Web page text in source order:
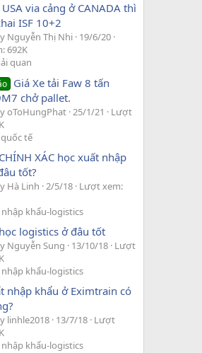
via cảng ở CANADA thì
ISF 10+2
Nguyễn Thị Nhi 19/6/20
692K
quan
Giá Xe tải Faw 8 tấn
chở pallet.
oToHungPhat 25/1/21
Lượt
tế
XÁC học xuất nhập
tốt?
Hà Linh 2/5/18 Lượt xem:
khẩu-logistics
logistics ở đâu tốt
Nguyễn Sung 13/10/18 Lượt
khẩu-logistics
nhập khẩu ở Eximtrain có
linhle2018 13/7/18 Lượt
khẩu-logistics